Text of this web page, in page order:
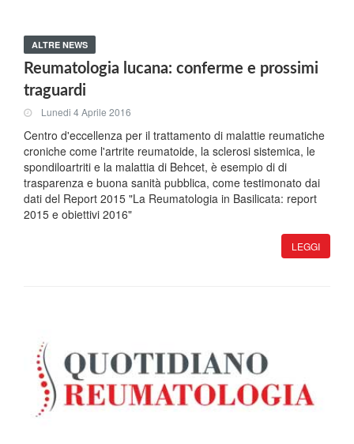
ALTRE NEWS
Reumatologia lucana: conferme e prossimi
traguardi
Lunedi 4 Aprile 2016
Centro d'eccellenza per il trattamento di malattie reumatiche
croniche come l'artrite reumatoide, la sclerosi sistemica, le
spondiloartriti e la malattia di Behcet, è esempio di di
trasparenza e buona sanità pubblica, come testimonato dai
dati del Report 2015 "La Reumatologia in Basilicata: report
2015 e obiettivi 2016"
LEGGI